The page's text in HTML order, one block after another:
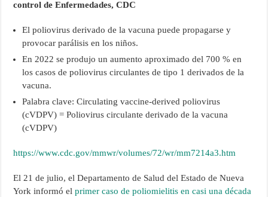
control de Enfermedades, CDC
El poliovirus derivado de la vacuna puede propagarse y
provocar parálisis en los niños.
En 2022 se produjo un aumento aproximado del 700 % en
los casos de poliovirus circulantes de tipo 1 derivados de la
vacuna.
Palabra clave: Circulating vaccine-derived poliovirus
(cVDPV) = Poliovirus circulante derivado de la vacuna
(cVDPV)
https://www.cdc.gov/mmwr/volumes/72/wr/mm7214a3.htm
El 21 de julio, el Departamento de Salud del Estado de Nueva
York informó elprimer caso de poliomielitis en casi una década